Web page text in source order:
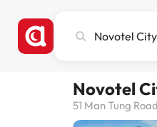
une
hôtel
ou
une
Novotel
51 Man Tung